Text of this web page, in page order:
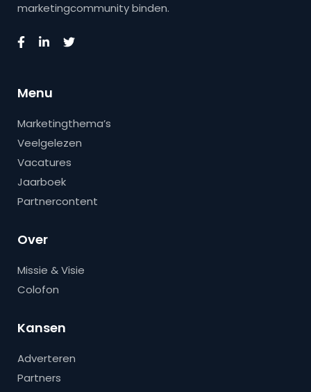
marketingcommunity binden.
Menu
Marketingthema’s
Veelgelezen
Vacatures
Jaarboek
Partnercontent
Over
Missie & Visie
Colofon
Kansen
Adverteren
Partners